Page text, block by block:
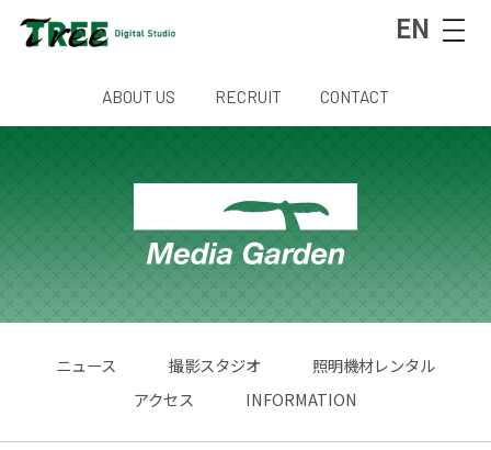
EN
ABOUT US RECRUIT CONTACT
ニュース 撮影スタジオ
照明機材レンタル
アクセス
INFORMATION